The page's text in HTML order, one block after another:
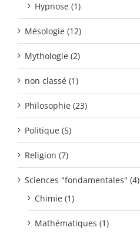
Hypnose (1)
Mésologie (12)
Mythologie (2)
non classé (1)
Philosophie (23)
Politique (5)
Religion (7)
Sciences "fondamentales" (4)
Chimie (1)
Mathématiques (1)